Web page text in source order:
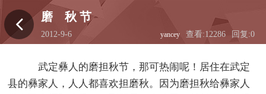
磨 秋 节
2012-9-6
19:15:00
回复:0
查看:12286
yancey
武定彝人的磨担秋节，那可热闹呢！居住在武定
县的彝家人，人人都喜欢担磨秋。因为磨担秋给彝家人